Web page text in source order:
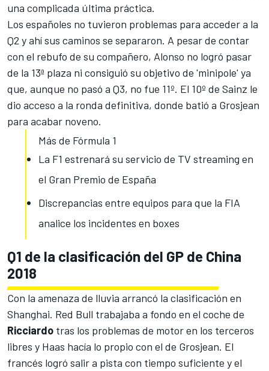
una complicada última práctica.
Los españoles no tuvieron problemas para acceder a la
Q2 y ahí sus caminos se separaron. A pesar de contar
con el rebufo de su compañero, Alonso no logró pasar
de la 13ª plaza ni consiguió su objetivo de 'minipole' ya
que, aunque no pasó a Q3, no fue 11º. El 10º de Sainz le
dio acceso a la ronda definitiva, donde batió a Grosjean
para acabar noveno.
Más de Fórmula 1
La F1 estrenará su servicio de TV streaming en
el Gran Premio de España
Discrepancias entre equipos para que la FIA
analice los incidentes en boxes
Q1 de la clasificación del GP de China
2018
Con la amenaza de lluvia arrancó la clasificación en
Shanghai. Red Bull trabajaba a fondo en el coche de
Ricciardo tras los problemas de motoren los terceros
libres y Haas hacía lo propio con el de Grosjean. El
francés logró salir a pista con tiempo suficiente y el